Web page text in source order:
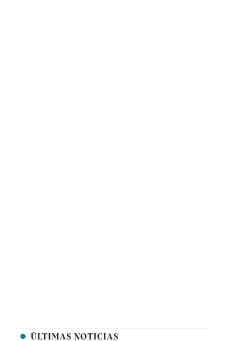
ÚLTIMAS NOTICIAS